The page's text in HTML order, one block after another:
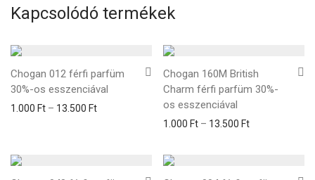
Kapcsolódó termékek
Chogan 012 férfi parfüm
30%-os esszenciával
1.000 Ft – 13.500 Ft
Chogan 160M British
Charm férfi parfüm 30%-
os esszenciával
1.000 Ft – 13.500 Ft